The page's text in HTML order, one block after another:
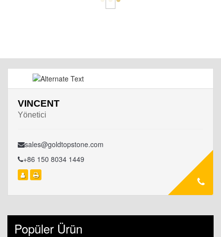
VINCENT
Yönetici
sales@goldtopstone.com
+86 150 8034 1449
Popüler Ürün